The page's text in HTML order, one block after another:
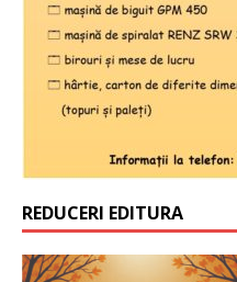
REDUCERI EDITURA